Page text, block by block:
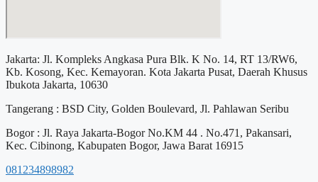
Jakarta: Jl. Kompleks Angkasa Pura Blk. K No. 14, RT 13/RW6,
Kb. Kosong, Kec. Kemayoran. Kota Jakarta Pusat, Daerah Khusus
Ibukota Jakarta, 10630
Tangerang : BSD City, Golden Boulevard, Jl. Pahlawan Seribu
Bogor : Jl. Raya Jakarta-Bogor No.KM 44 . No.471, Pakansari,
Kec. Cibinong, Kabupaten Bogor, Jawa Barat 16915
081234898982